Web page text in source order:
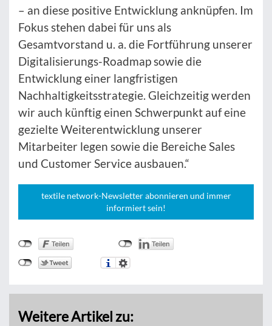
– an diese positive Entwicklung anknüpfen. Im
Fokus stehen dabei für uns als
Gesamtvorstand u. a. die Fortführung unserer
Digitalisierungs-Roadmap sowie die
Entwicklung einer langfristigen
Nachhaltigkeitsstrategie. Gleichzeitig werden
wir auch künftig einen Schwerpunkt auf eine
gezielte Weiterentwicklung unserer
Mitarbeiter legen sowie die Bereiche Sales
und Customer Service ausbauen.“
textile network-Newsletter abonnieren und immer
informiert sein!
Weitere Artikel zu: